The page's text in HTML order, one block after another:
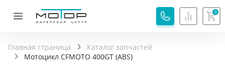
0
Главная страница
Каталог запчастей
Мотоцикл CFMOTO 400GT (ABS)
ОБРАТНАЯ СВЯЗЬ
СПАСИБО!